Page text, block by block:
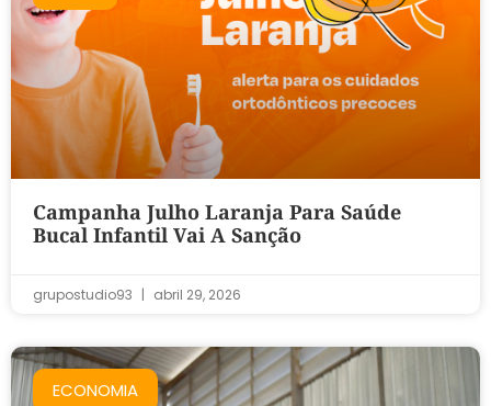
Campanha Julho Laranja Para Saúde
Bucal Infantil Vai A Sanção
grupostudio93 abril 29, 2026
ECONOMIA